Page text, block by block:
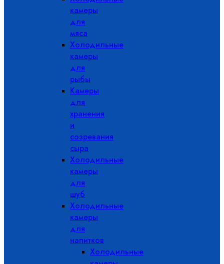
камеры
для
мяса
Холодильные
камеры
для
рыбы
Камеры
для
хранения
и
созревания
сыра
Холодильные
камеры
для
шуб
Холодильные
камеры
для
напитков
Холодильные